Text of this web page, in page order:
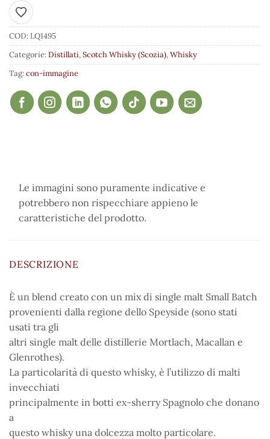
Aggiungi ai preferiti
COD:LQ1495
Categorie:Distillati,Scotch Whisky (Scozia),Whisky
Tag:con-immagine
Le immagini sono puramente indicative e
potrebbero non rispecchiare appieno le
caratteristiche del prodotto.
DESCRIZIONE
È un blend creato con un mix di single malt Small Batch
provenienti dalla regione dello Speyside (sono stati
usati tra gli
altri single malt delle distillerie Mortlach, Macallan e
Glenrothes).
La particolarità di questo whisky, è l’utilizzo di malti
invecchiati
principalmente in botti ex-sherry Spagnolo che donano
a
questo whisky una dolcezza molto particolare.